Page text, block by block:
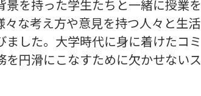
を持った学生たちと一緒に授業を
な考え方や意見を持つ人々と生活
した。大学時代に身に着けたコミ
円滑にこなすために欠かせないス